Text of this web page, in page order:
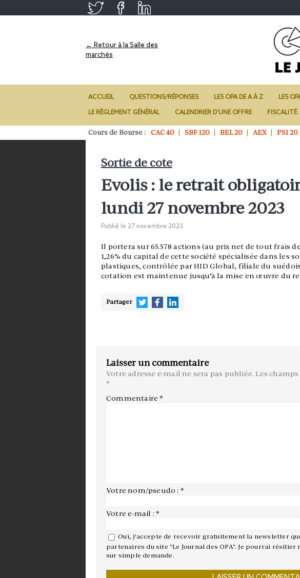
← Retour à la Salle des
marchés
ACCUEIL QUESTIONS/RÉPONSES LES OPA DE A À Z LES
LE RÈGLEMENT GÉNÉRAL CALENDRIER D’UNE OFFRE FISCALITÉ
Cours de Bourse : CAC 40 SBF 120 BEL 20 AEX PSI 20
Sortie de cote
Evolis : le retrait
lundi 27 novembre 2023
Publié le 27 novembre 2023
Il portera sur 65.578 actions (au prix net de tout frais
1,26% du capital de cette société spécialisée dans les
plastiques, contrôlée par HID Global, filiale du
cotation est maintenue jusqu’à la mise en œuvre du
Partager
Laisser un commentaire
Votre adresse e-mail ne sera pas publiée. Les
*
Commentaire*
Votre nom/pseudo : *
Votre e-mail : *
Oui, j'accepte de recevoir gratuitement la newsletter
partenaires du site "Le Journal des OPA". Je pourrai
sur simple demande.